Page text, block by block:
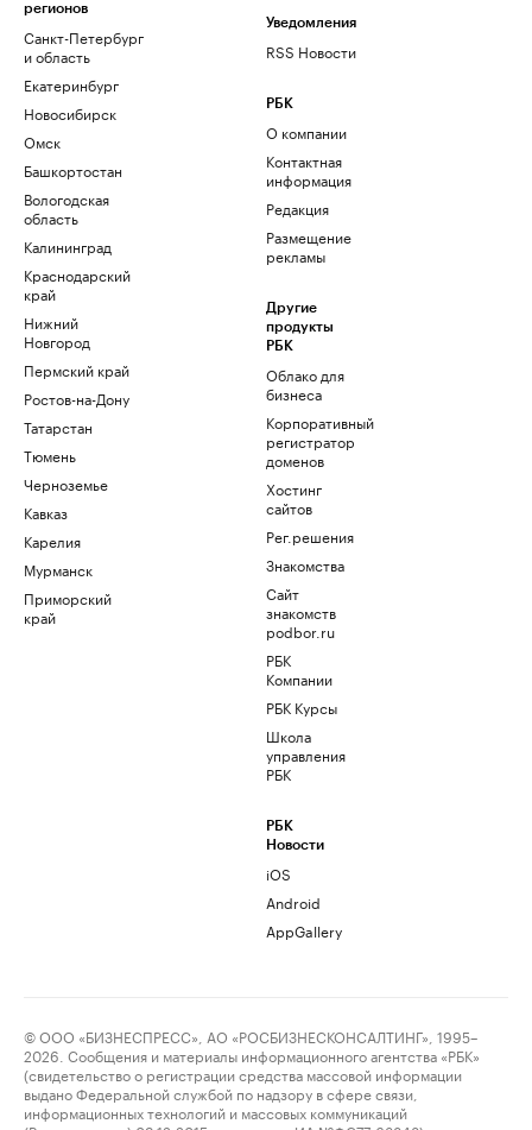
регионов
Санкт-Петербург
и область
Екатеринбург
Новосибирск
Омск
Башкортостан
Вологодская
область
Калининград
Краснодарский
край
Нижний
Новгород
Пермский край
Ростов-на-Дону
Татарстан
Тюмень
Черноземье
Кавказ
Карелия
Мурманск
Приморский
край
Уведомления
RSS Новости
РБК
О компании
Контактная
информация
Редакция
Размещение
рекламы
Другие
продукты
РБК
Облако для
бизнеса
Корпоративный
регистратор
доменов
Хостинг
сайтов
Рег.решения
Знакомства
Сайт
знакомств
podbor.ru
РБК
Компании
РБК Курсы
Школа
управления
РБК
РБК
Новости
iOS
Android
AppGallery
© ООО «БИЗНЕСПРЕСС», АО «РОСБИЗНЕСКОНСАЛТИНГ», 1995–
2026. Сообщения и материалы информационного агентства «РБК»
(свидетельство о регистрации средства массовой информации
выдано Федеральной службой по надзору в сфере связи,
информационных технологий и массовых коммуникаций